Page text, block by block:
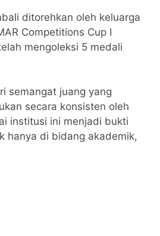
ditorehkan oleh keluarga
Competitions Cup I
mengoleksi 5 medali
semangat juang yang
secara konsisten oleh
institusi ini menjadi bukti
hanya di bidang akademik,